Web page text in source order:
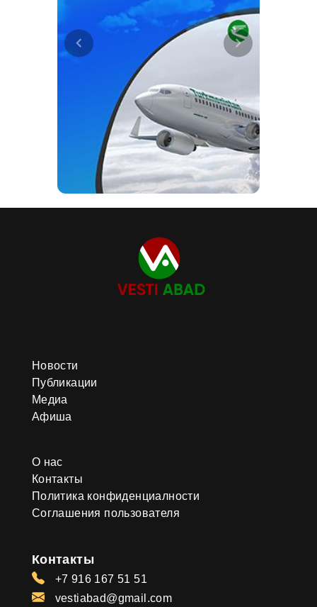
Новости
Публикации
Медиа
Афиша
О нас
Контакты
Политика конфиденциалности
Соглашения пользователя
Контакты
+7 916 167 51 51
vestiabad@gmail.com